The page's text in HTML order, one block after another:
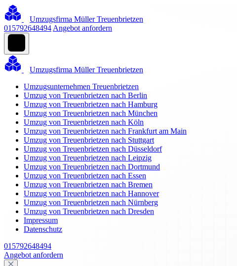
Umzugsfirma Müller Treuenbrietzen
015792648494 Angebot anfordern
Umzugsfirma Müller Treuenbrietzen
Umzugsunternehmen Treuenbrietzen
Umzug von Treuenbrietzen nach Berlin
Umzug von Treuenbrietzen nach Hamburg
Umzug von Treuenbrietzen nach München
Umzug von Treuenbrietzen nach Köln
Umzug von Treuenbrietzen nach Frankfurt am Main
Umzug von Treuenbrietzen nach Stuttgart
Umzug von Treuenbrietzen nach Düsseldorf
Umzug von Treuenbrietzen nach Leipzig
Umzug von Treuenbrietzen nach Dortmund
Umzug von Treuenbrietzen nach Essen
Umzug von Treuenbrietzen nach Bremen
Umzug von Treuenbrietzen nach Hannover
Umzug von Treuenbrietzen nach Nürnberg
Umzug von Treuenbrietzen nach Dresden
Impressum
Datenschutz
015792648494
Angebot anfordern